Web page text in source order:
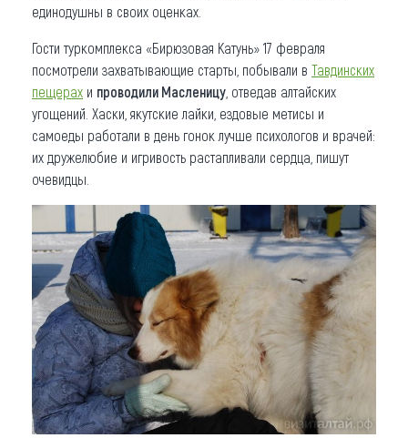
единодушны в своих оценках.
Гости туркомплекса «Бирюзовая Катунь» 17 февраля
посмотрели захватывающие старты, побывали в Тавдинских
пещерах и проводили Масленицу , отведав алтайских
угощений. Хаски, якутские лайки, ездовые метисы и
самоеды работали в день гонок лучше психологов и врачей:
их дружелюбие и игривость растапливали сердца, пишут
очевидцы.